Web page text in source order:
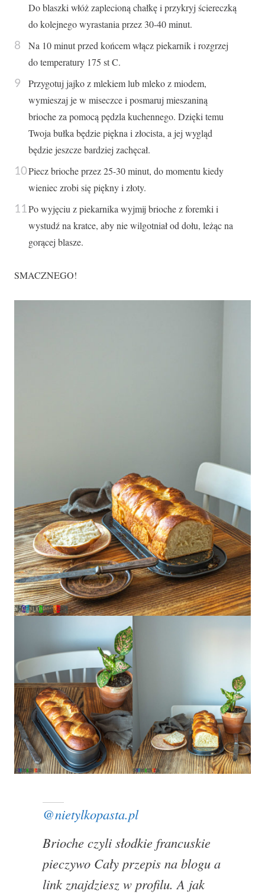
Do blaszki włóż zaplecioną chałkę i przykryj ściereczką
do kolejnego wyrastania przez 30-40 minut.
Na 10 minut przed końcem włącz piekarnik i rozgrzej
do temperatury 175 st C.
Przygotuj jajko z mlekiem lub mleko z miodem,
wymieszaj je w miseczce i posmaruj mieszaniną
brioche za pomocą pędzla kuchennego. Dzięki temu
Twoja bułka będzie piękna i złocista, a jej wygląd
będzie jeszcze bardziej zachęcał.
Piecz brioche przez 25-30 minut, do momentu kiedy
wieniec zrobi się piękny i złoty.
Po wyjęciu z piekarnika wyjmij brioche z foremki i
wystudź na kratce, aby nie wilgotniał od dołu, leżąc na
gorącej blasze.
SMACZNEGO!
@nietylkopasta.pl
Brioche czyli słodkie francuskie
pieczywo Cały przepis na blogu a
link znajdziesz w profilu. A jak